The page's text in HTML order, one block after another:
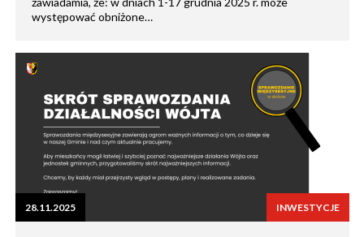
występować obniżone…
28.11.2025 INWESTYCJE